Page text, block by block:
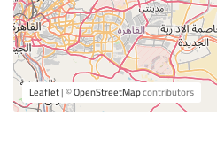
Leaflet| ©OpenStreetMapcontributors